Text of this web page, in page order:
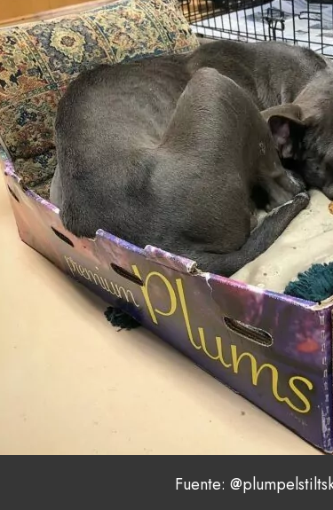
Fuente: